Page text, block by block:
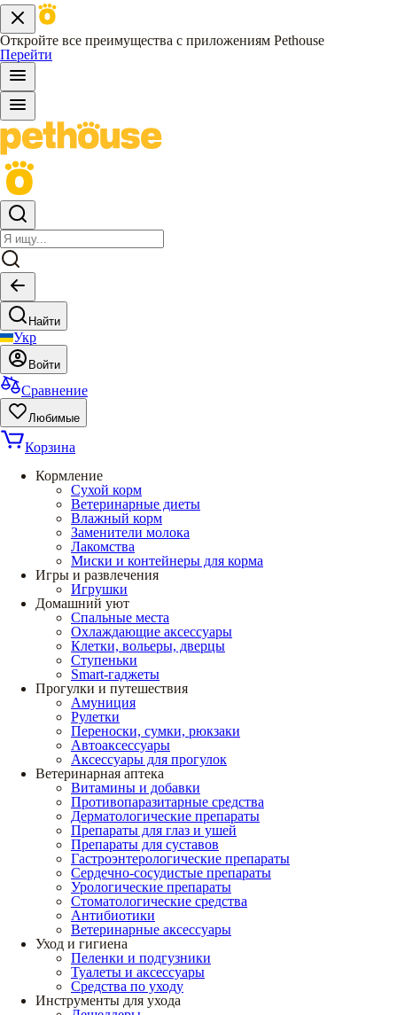
Откройте все преимущества с приложениям Pethouse
Перейти
Найти
Укр
Войти
Сравнение
Любимые
Корзина
Кормление
Сухой корм
Ветеринарные диеты
Влажный корм
Заменители молока
Лакомства
Миски и контейнеры для корма
Игры и развлечения
Игрушки
Домашний уют
Спальные места
Охлаждающие аксессуары
Клетки, вольеры, дверцы
Ступеньки
Smart-гаджеты
Прогулки и путешествия
Амуниция
Рулетки
Переноски, сумки, рюкзаки
Автоаксессуары
Аксессуары для прогулок
Ветеринарная аптека
Витамины и добавки
Противопаразитарные средства
Дерматологические препараты
Препараты для глаз и ушей
Препараты для суставов
Гастроэнтерологические препараты
Сердечно-сосудистые препараты
Урологические препараты
Стоматологические средства
Антибиотики
Ветеринарные аксессуары
Уход и гигиена
Пеленки и подгузники
Туалеты и аксессуары
Средства по уходу
Инструменты для ухода